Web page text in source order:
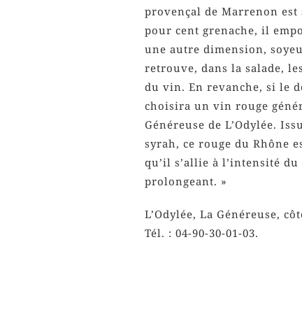
provençal de Marrenon
pour cent grenache, il
une autre dimension,
retrouve, dans la salade,
du vin. En revanche, si le
choisira un vin rouge
Généreuse de L’Odylée.
syrah, ce rouge du Rhône
qu’il s’allie à l’intensité
prolongeant. »
L’Odylée, La Généreuse,
Tél. : 04-90-30-01-03.